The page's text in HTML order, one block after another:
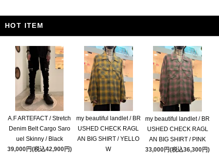
HOT ITEM
A.F ARTEFACT / Stretch
Denim Belt Cargo Saro
uel Skinny / Black
39,000円(税込42,900円)
my beautiful landlet / BR
USHED CHECK RAGL
AN BIG SHIRT / YELLO
W
my beautiful landlet / BR
USHED CHECK RAGL
AN BIG SHIRT / PINK
33,000円(税込36,300円)